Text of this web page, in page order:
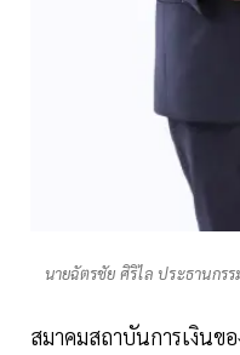
นายฉัตรชัย ศิริไล ประธานกร
สมาคมสถาบันการเงินข